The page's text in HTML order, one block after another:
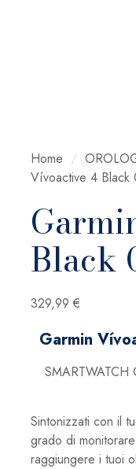
Home /
Vívoactive 4 Black
Black
329,99 €
Garmin
SMARTWATCH
Sintonizzati con il
grado di
raggiungere i tuoi